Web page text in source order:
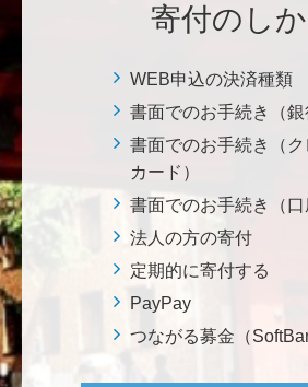
す。募金することにより、私自身
プロジェクト>
株式会社Ｌｅｇａｌｓｃａｐｅ
当社は、IS・CSで学んだ知見を法
ろから始まりました。この社会で
タ科学の力が発揮されるよう祈念
す。 <コンピュータサイエンス教育
世界に貢献を！
寄付のし
WEB申込の決済種類
書面でのお手続き（銀
書面でのお手続き（ク
カード）
書面でのお手続き（口
法人の方の寄付
定期的に寄付する
PayPay
つながる募金（